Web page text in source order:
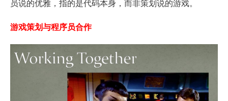
员说的优雅，指的是代码本身，而非策划说的游戏。
游戏策划与程序员合作